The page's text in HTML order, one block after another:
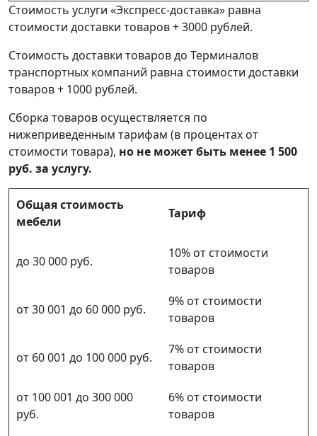
Стоимость услуги «Экспресс-доставка» равна
стоимости доставки товаров + 3000 рублей.
Стоимость доставки товаров до Терминалов
транспортных компаний равна стоимости доставки
товаров + 1000 рублей.
Сборка товаров осуществляется по
нижеприведенным тарифам (в процентах от
стоимости товара), но не может быть менее 1 500
руб. за услугу.
Общая стоимость
мебели
Тариф
до 30 000 руб.
10% от стоимости
товаров
от 30 001 до 60 000 руб.
9% от стоимости
товаров
от 60 001 до 100 000 руб.
7% от стоимости
товаров
от 100 001 до 300 000
руб.
6% от стоимости
товаров